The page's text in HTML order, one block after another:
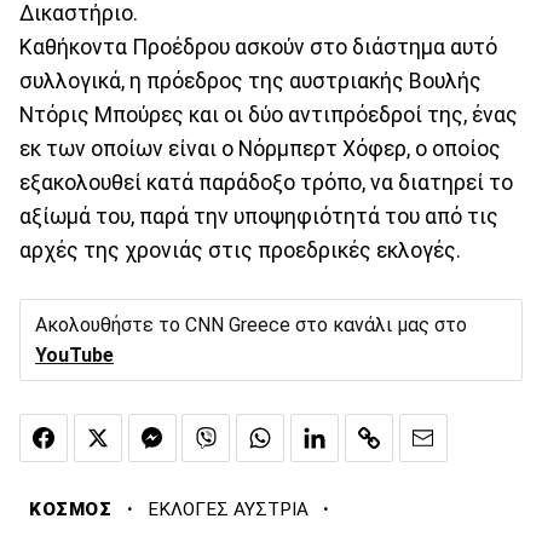
Δικαστήριο.
Καθήκοντα Προέδρου ασκούν στο διάστημα αυτό
συλλογικά, η πρόεδρος της αυστριακής Βουλής
Ντόρις Μπούρες και οι δύο αντιπρόεδροί της, ένας
εκ των οποίων είναι ο Νόρμπερτ Χόφερ, ο οποίος
εξακολουθεί κατά παράδοξο τρόπο, να διατηρεί το
αξίωμά του, παρά την υποψηφιότητά του από τις
αρχές της χρονιάς στις προεδρικές εκλογές.
Ακολουθήστε το CNN Greece στο κανάλι μας στο
YouTube
ΚΟΣΜΟΣ · ΕΚΛΟΓΕΣ ΑΥΣΤΡΙΑ ·